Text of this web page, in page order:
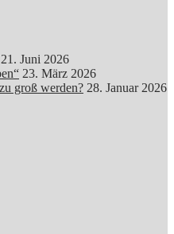
21. Juni 2026
23. März 2026
groß werden? 28. Januar 2026